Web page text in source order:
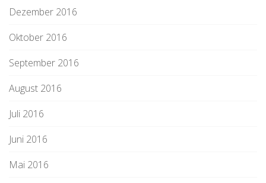
Dezember 2016
Oktober 2016
September 2016
August 2016
Juli 2016
Juni 2016
Mai 2016